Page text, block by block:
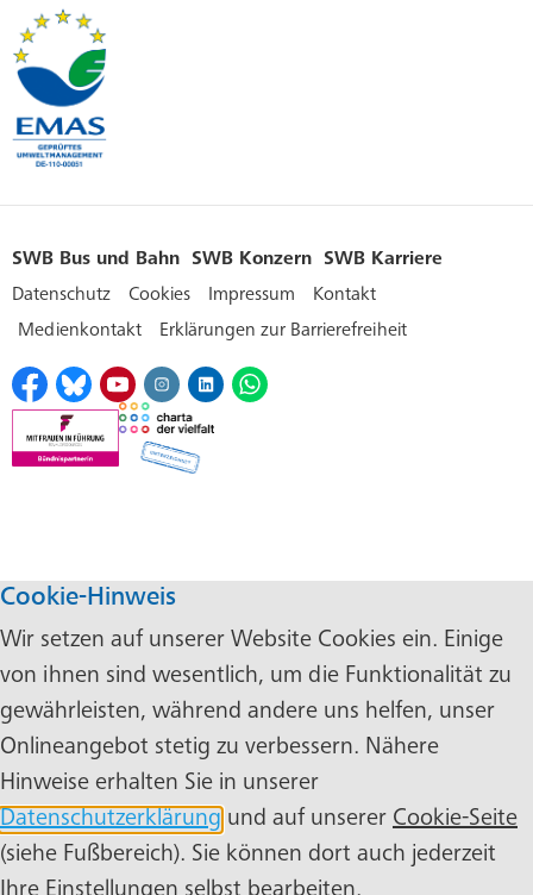
SWB Bus und Bahn SWB Konzern
SWB Karriere
Datenschutz
Cookies Impressum
Kontakt
Medienkontakt
Erklärungen zur Barrierefreiheit
Cookie-Hinweis
Wir setzen auf unserer Website Cookies ein. Einige
von ihnen sind wesentlich, um die Funktionalität zu
gewährleisten, während andere uns helfen, unser
Onlineangebot stetig zu verbessern. Nähere
Hinweise erhalten Sie in unserer
Datenschutzerklärung und auf unserer Cookie-Seite
(siehe Fußbereich). Sie können dort auch jederzeit